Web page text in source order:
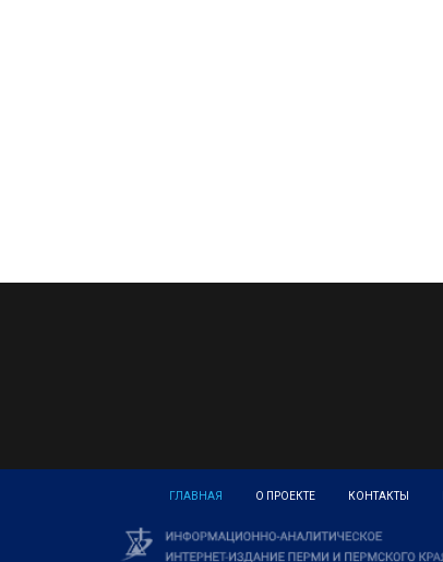
ГЛАВНАЯ О ПРОЕКТЕ КОНТАКТЫ